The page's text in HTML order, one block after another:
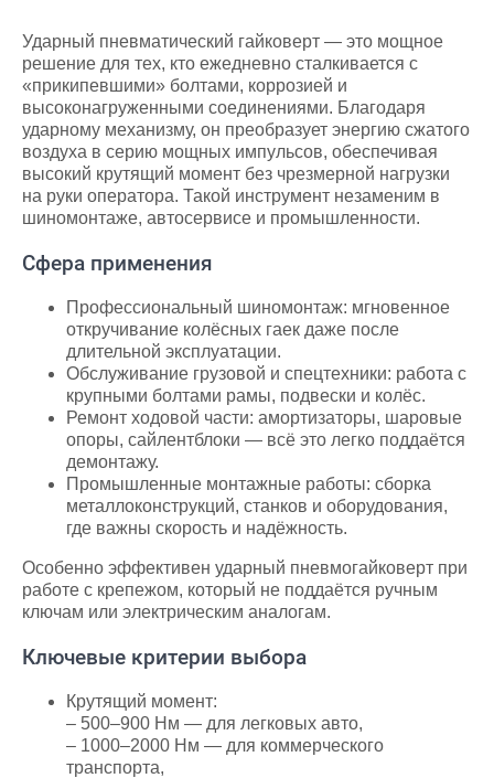
Ударный пневматический гайковерт — это мощное
решение для тех, кто ежедневно сталкивается с
«прикипевшими» болтами, коррозией и
высоконагруженными соединениями. Благодаря
ударному механизму, он преобразует энергию сжатого
воздуха в серию мощных импульсов, обеспечивая
высокий крутящий момент без чрезмерной нагрузки
на руки оператора. Такой инструмент незаменим в
шиномонтаже, автосервисе и промышленности.
Сфера применения
Профессиональный шиномонтаж: мгновенное
откручивание колёсных гаек даже после
длительной эксплуатации.
Обслуживание грузовой и спецтехники: работа с
крупными болтами рамы, подвески и колёс.
Ремонт ходовой части: амортизаторы, шаровые
опоры, сайлентблоки — всё это легко поддаётся
демонтажу.
Промышленные монтажные работы: сборка
металлоконструкций, станков и оборудования,
где важны скорость и надёжность.
Особенно эффективен ударный пневмогайковерт при
работе с крепежом, который не поддаётся ручным
ключам или электрическим аналогам.
Ключевые критерии выбора
Крутящий момент:
– 500–900 Нм — для легковых авто,
– 1000–2000 Нм — для коммерческого
транспорта,